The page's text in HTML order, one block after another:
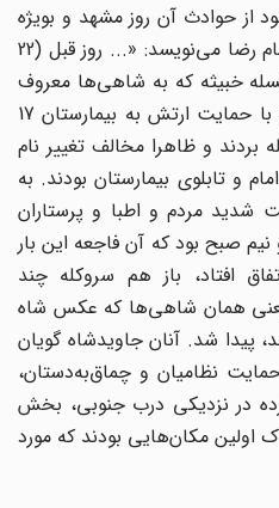
حوادث آن روز مشهد و بویژه
تهاجم نظامیان به بیمارستان امام رضا مى‌‌نویسد: «... روز قبل (22
خبیثه که به شاهى‌‌ها معروف
شده بودند، با چماق و سنگ و با حمایت ارتش به بیمارستان 17
و ظاهرا مخالف تغییر نام
تابلوى بیمارستان بودند. به
شدید مردم و اطبا و پرستاران
صبح بود که آن فاجعه این بار
افتاد، باز هم سروکله چند
همان شاهى‌‌ها که عکس شاه
پیدا شد. آنان جاویدشاه گویان
نظامیان و چماق‌‌به‌‌دستان،
در نزدیکى درب جنوبى، بخش
مکان‌‌هایى بودند که مورد